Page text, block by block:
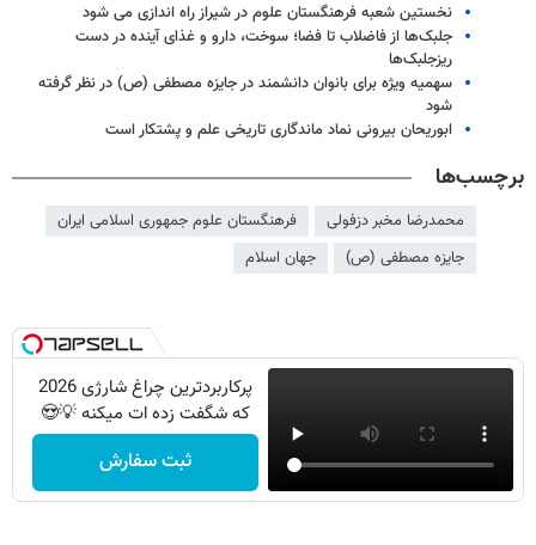
نخستین شعبه فرهنگستان علوم در شیراز راه اندازی می شود
جلبک‌ها از فاضلاب تا فضا؛ سوخت، دارو و غذای آینده در دست
ریزجلبک‌ها
سهمیه ویژه برای بانوان دانشمند در جایزه مصطفی (ص) در نظر گرفته
شود
ابوریحان بیرونی نماد ماندگاری تاریخی علم و پشتکار است
برچسب‌ها
محمدرضا مخبر دزفولی
فرهنگستان علوم جمهوری اسلامی ایران
جایزه مصطفی (ص)
جهان اسلام
پرکاربردترین چراغ شارژی 2026
که شگفت زده ات میکنه 💡😍
ثبت سفارش